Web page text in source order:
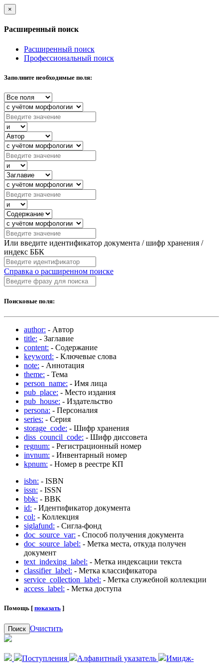
×
Расширенный поиск
Расширенный поиск
Профессиональный поиск
Заполните необходимые поля:
Или введите идентификатор документа / шифр хранения /
индекс ББК
Справка о расширенном поиске
Поисковые поля:
author: - Автор
title: - Заглавие
content: - Содержание
keyword: - Ключевые слова
note: - Аннотация
theme: - Тема
person_name: - Имя лица
pub_place: - Место издания
pub_house: - Издательство
persona: - Персоналия
series: - Серия
storage_code: - Шифр хранения
diss_council_code: - Шифр диссовета
regnum: - Регистрационный номер
invnum: - Инвентарный номер
kpnum: - Номер в реестре КП
isbn: - ISBN
issn: - ISSN
bbk: - BBK
id: - Идентификатор документа
col: - Коллекция
siglafund: - Сигла-фонд
doc_source_var: - Способ получения документа
doc_source_label: - Метка места, откуда получен
документ
text_indexing_label: - Метка индексации текста
classifier_label: - Метка классификатора
service_collection_label: - Метка служебной коллекции
access_label: - Метка доступа
Помощь [ показать ]
Поиск Очистить
Поступления Алфавитный указатель
Имидж-